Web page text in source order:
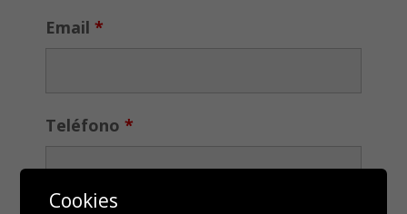
Email *
Teléfono *
Cookies